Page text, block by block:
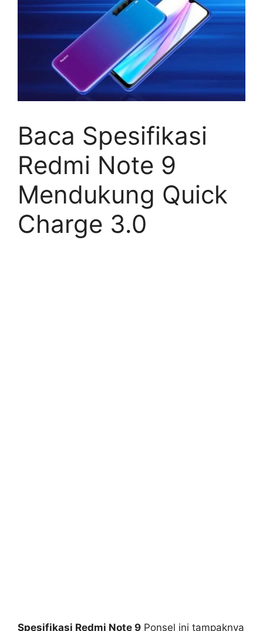
Baca Spesifikasi
Redmi Note 9
Mendukung Quick
Charge 3.0
Spesifikasi Redmi Note 9 Ponsel ini tampaknya